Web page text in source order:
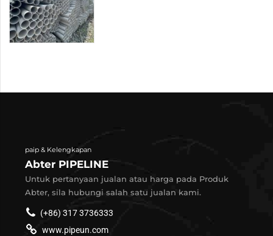
paip & Kelengkapan
Abter PIPELINE
Untuk pertanyaan jualan atau harga pada Produk
Abter, sila hubungi salah satu jualan kami.
(+86) 317 3736333
www.pipeun.com